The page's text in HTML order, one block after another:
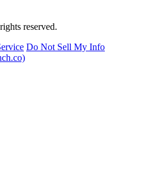
reserved.
Do Not Sell My Info